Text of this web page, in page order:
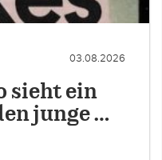
03.08.2026
sieht ein
junge …